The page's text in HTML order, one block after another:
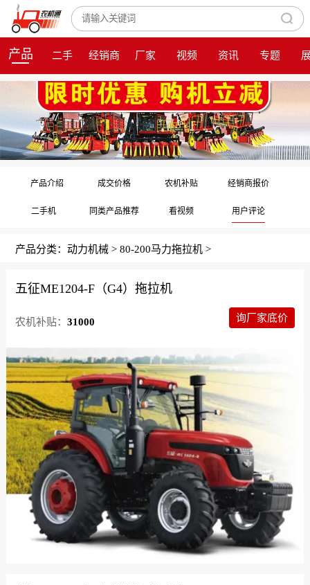
产品 二手 经销商 厂家 视频 资讯 专题
产品介绍 成交价格 农机补贴 经销商报价
二手机 同类产品推荐 看视频 用户评论
产品分类： 动力机械 > 80-200马力拖拉机 >
五征ME1204-F（G4）拖拉机
农机补贴： 31000 询厂家底价